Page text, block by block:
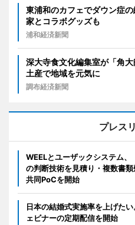
東浦和のカフェでダウン症
家とコラボグッズも
浦和経済新聞
深大寺食文化編集室が「角
土産で地域を元気に
調布経済新聞
プレス
WEELとユーザックシステム
の判断技術を見積り・複数書
共同PoCを開始
日本の結婚式実施率を上げた
ェビナーの定期配信を開始